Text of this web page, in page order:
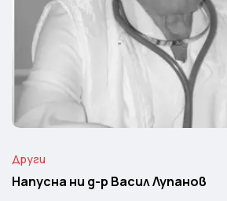
Други
Напусна ни д-р Васил Лупанов